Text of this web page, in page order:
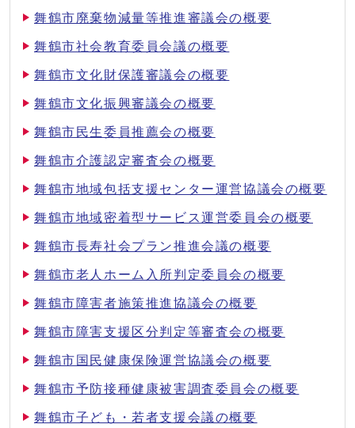
舞鶴市廃棄物減量等推進審議会の概要
舞鶴市社会教育委員会議の概要
舞鶴市文化財保護審議会の概要
舞鶴市文化振興審議会の概要
舞鶴市民生委員推薦会の概要
舞鶴市介護認定審査会の概要
舞鶴市地域包括支援センター運営協議会の概要
舞鶴市地域密着型サービス運営委員会の概要
舞鶴市長寿社会プラン推進会議の概要
舞鶴市老人ホーム入所判定委員会の概要
舞鶴市障害者施策推進協議会の概要
舞鶴市障害支援区分判定等審査会の概要
舞鶴市国民健康保険運営協議会の概要
舞鶴市予防接種健康被害調査委員会の概要
舞鶴市子ども・若者支援会議の概要